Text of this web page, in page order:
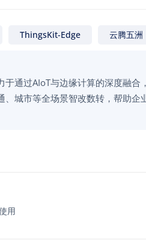
ThingsKit-Edge 云腾五洲
于通过AIoT与边缘计算的深度融
、城市等全场景智改数转，帮助企
用